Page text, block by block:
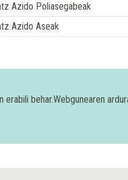
Azido Poliasegabeak
Azido Aseak
behar.Webgunearen